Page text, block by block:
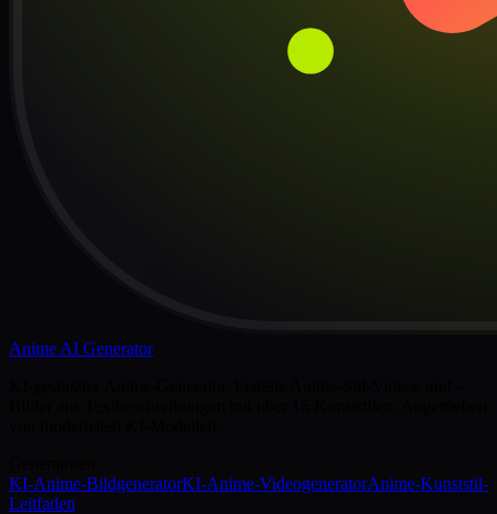
Anime AI Generator
KI-Anime-BildgeneratorKI-Anime-VideogeneratorAnime-Kunststil-
Leitfaden